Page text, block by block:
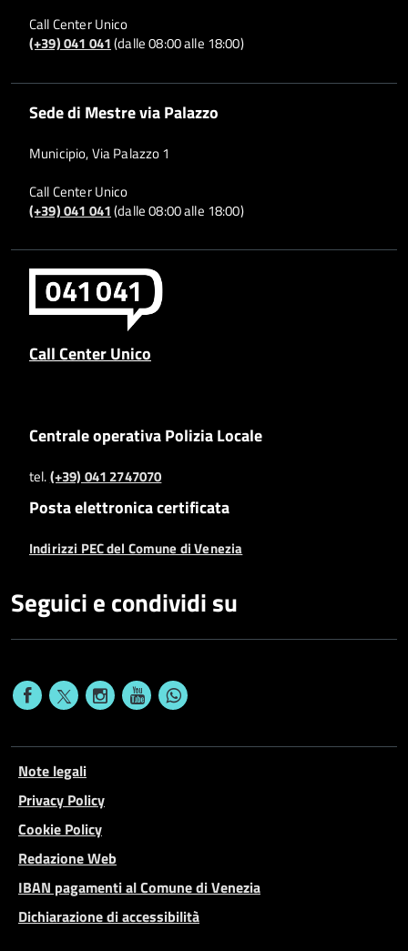
Call Center Unico
(+39) 041 041(dalle 08:00 alle 18:00)
Sede di Mestre via Palazzo
Municipio, Via Palazzo 1
Call Center Unico
(+39) 041 041(dalle 08:00 alle 18:00)
Call Center Unico
Centrale operativa Polizia Locale
tel.(+39) 041 2747070
Posta elettronica certificata
Indirizzi PEC del Comune di Venezia
Seguici e condividi su
Note legali
Privacy Policy
Cookie Policy
Redazione Web
IBAN pagamenti al Comune di Venezia
Dichiarazione di accessibilità